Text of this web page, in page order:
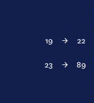
19
→ 22
23 → 89